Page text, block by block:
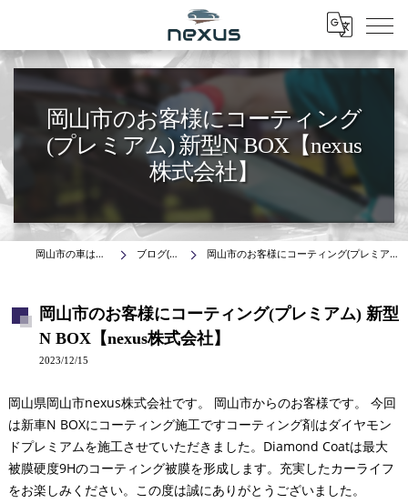
Menu
岡山市のお客様にコーティング
(プレミアム) 新型N BOX【nexus
株式会社】
岡山市の車はnexus株式会社 ブログ(施工事例) 岡山市のお客様にコーティング(プレミアム) 新型N BOX【nexus株式会社】
岡山市のお客様にコーティング(プレミアム) 新型
N BOX【nexus株式会社】
2023/12/15
岡山県岡山市nexus株式会社です。 岡山市からのお客様です。 今回
は新車N BOXにコーティング施工ですコーティング剤はダイヤモン
ドプレミアムを施工させていただきました。Diamond Coatは最大
被膜硬度9Hのコーティング被膜を形成します。充実したカーライフ
をお楽しみください。この度は誠にありがとうございました。